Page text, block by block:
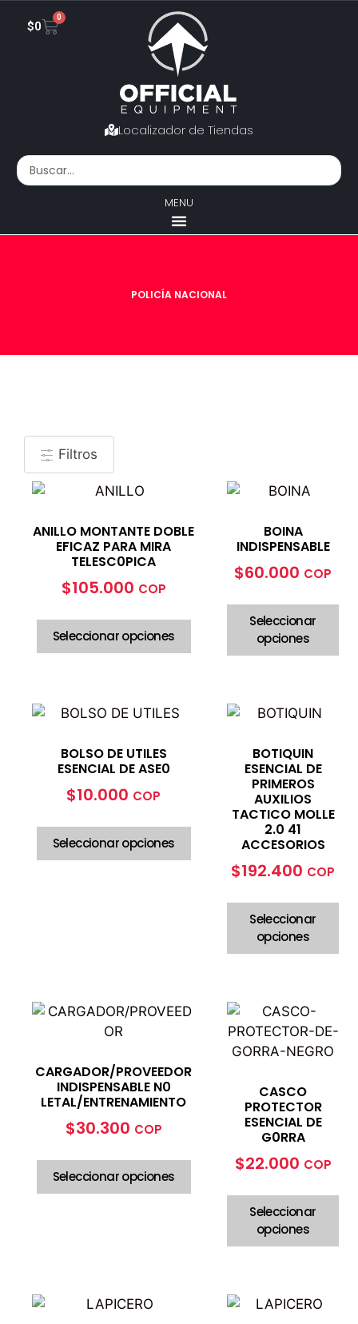
$0
0
Localizador de Tiendas
MENU
POLICÍA NACIONAL
Filtros
ANILLO MONTANTE DOBLE
EFICAZ PARA MIRA
TELESC0PICA
$105.000 COP
Seleccionar opciones
BOINA
INDISPENSABLE
$60.000 COP
Seleccionar
opciones
BOLSO DE UTILES
ESENCIAL DE ASE0
$10.000 COP
Seleccionar opciones
BOTIQUIN
ESENCIAL DE
PRIMEROS
AUXILIOS
TACTICO MOLLE
2.0 41
ACCESORIOS
$192.400 COP
Seleccionar
opciones
CARGADOR/PROVEEDOR
INDISPENSABLE N0
LETAL/ENTRENAMIENTO
$30.300 COP
Seleccionar opciones
CASCO
PROTECTOR
ESENCIAL DE
G0RRA
$22.000 COP
Seleccionar
opciones